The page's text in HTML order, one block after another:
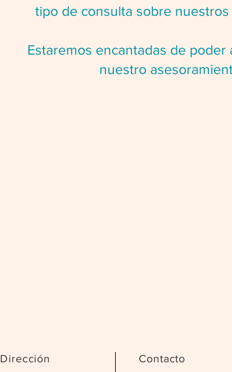
tipo de consulta sobre
Estaremos encantadas de poder
nuestro
Dirección Contacto